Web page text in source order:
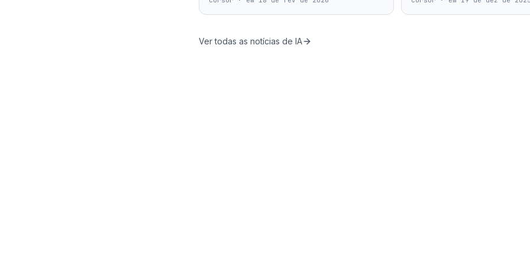
Ver todas as notícias de IA